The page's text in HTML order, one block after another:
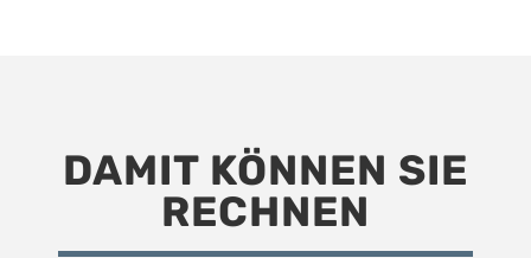
DAMIT KÖNNEN SIE
RECHNEN